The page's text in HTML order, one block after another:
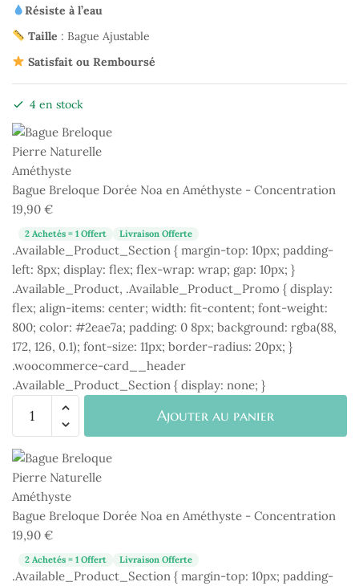
Résiste à l’eau
Taille : Bague Ajustable
Satisfait ou Remboursé
4 en stock
Bague Breloque Dorée Noa en Améthyste - Concentration
19,90 €
2 Achetés = 1 Offert Livraison Offerte
.Available_Product_Section { margin-top: 10px; padding-
left: 8px; display: flex; flex-wrap: wrap; gap: 10px; }
.Available_Product, .Available_Product_Promo { display:
flex; align-items: center; width: fit-content; font-weight:
800; color: #2eae7a; padding: 0 8px; background: rgba(88,
172, 126, 0.1); font-size: 11px; border-radius: 20px; }
.woocommerce-card__header
.Available_Product_Section { display: none; }
Bague
Breloque
Dorée
Noa
en
Améthyste
Concentration
Ajouter au panier
Bague Breloque Dorée Noa en Améthyste - Concentration
19,90 €
2 Achetés = 1 Offert Livraison Offerte
.Available_Product_Section { margin-top: 10px; padding-